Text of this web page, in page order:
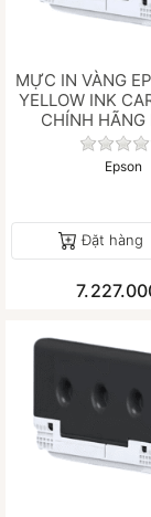
MỰC IN VÀNG
YELLOW INK
CHÍNH HÃNG
Epson
Đặt hàng